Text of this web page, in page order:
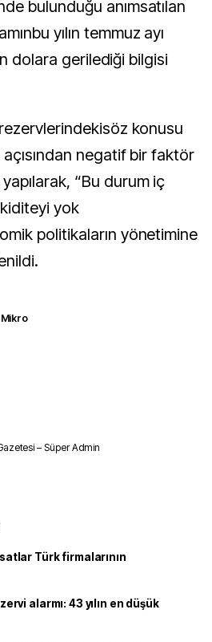
bulunduğu anımsatılan
yılın temmuz ayı
dolara gerilediği bilgisi
konusu
negatif bir faktör
“Bu durum iç
yok
politikaların yönetimine
– Süper Admin
Türk firmalarının
alarmı: 43 yılın en düşük